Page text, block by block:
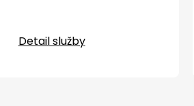
Detail služby